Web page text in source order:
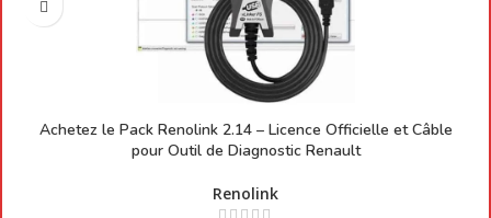
Achetez le Pack Renolink 2.14 – Licence Officielle et Câble
pour Outil de Diagnostic Renault
Renolink